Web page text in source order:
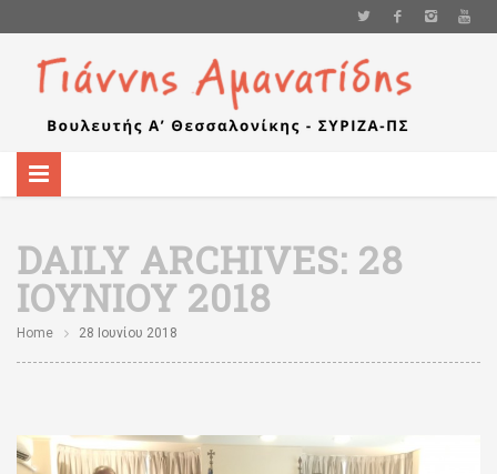
DAILY ARCHIVES: 28
ΙΟΥΝΊΟΥ 2018
Home 28 Ιουνίου 2018